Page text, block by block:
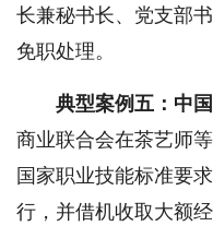
长兼秘书长、党支部
免职处理。
典型案例五：中
商业联合会在茶艺师
国家职业技能标准要
行，并借机收取大额